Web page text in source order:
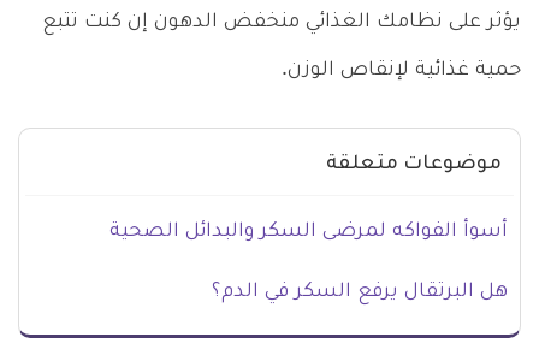
يؤثر على نظامك الغذائي منخفض الدهون إن كنت تتبع
حمية غذائية لإنقاص الوزن.
موضوعات متعلقة
أسوأ الفواكه لمرضى السكر والبدائل الصحية
هل البرتقال يرفع السكر في الدم؟